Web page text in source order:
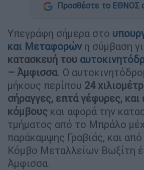
Προσθέστε το ΕΘΝΟΣ
Υπεγράφη σήμερα στο
και Μεταφορών η σύμβαση
κατασκευή του
– Άμφισσα. Ο
μήκους περίπου 24
σήραγγες, επτά γέφυρες, και
κόμβους και αφορά την
τμήματος από το Μπράλο
παράκαμψης Γραβιάς, και
Κόμβο Μεταλλείων Βωξίτη
Άμφισσα.